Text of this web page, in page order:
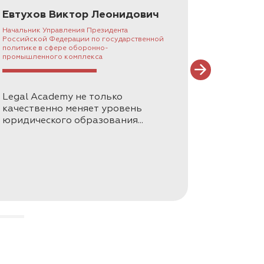
инструмент для защиты
навыки.
Евтухов Виктор Леонидович
Начальник Управления Президента
Российской Федерации по государственной
политике в сфере оборонно-
промышленного комплекса
Legal Academy не только
качественно меняет уровень
юридического образования...